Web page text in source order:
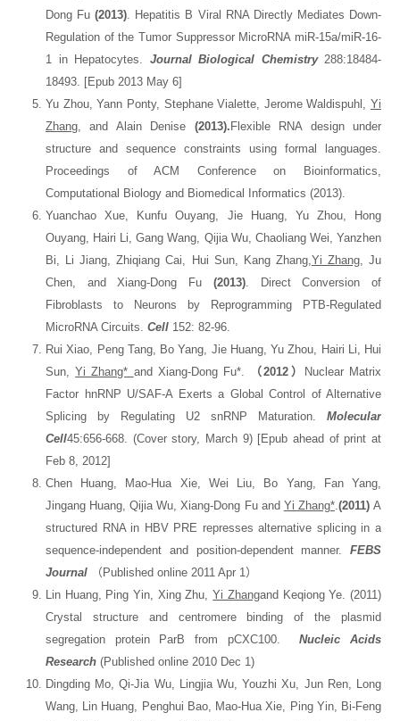
Dong Fu(2013). Hepatitis B Viral RNA Directly Mediates Down-
Regulation of the Tumor Suppressor MicroRNA miR-15a/miR-16-
1 in Hepatocytes. Journal Biological Chemistry 288:18484-
18493. [Epub 2013 May 6]
Yu Zhou, Yann Ponty, Stephane Vialette, Jerome Waldispuhl, Yi
Zhang, and Alain Denise (2013). Flexible RNA design under
structure and sequence constraints using formal languages.
Proceedings of ACM Conference on Bioinformatics,
Computational Biology and Biomedical Informatics (2013).
Yuanchao Xue, Kunfu Ouyang, Jie Huang, Yu Zhou, Hong
Ouyang, Hairi Li, Gang Wang, Qijia Wu, Chaoliang Wei, Yanzhen
Bi, Li Jiang, Zhiqiang Cai, Hui Sun, Kang Zhang,Yi Zhang, Ju
Chen, and Xiang-Dong Fu (2013). Direct Conversion of
Fibroblasts to Neurons by Reprogramming PTB-Regulated
MicroRNA Circuits. Cell 152: 82-96.
Rui Xiao, Peng Tang, Bo Yang, Jie Huang, Yu Zhou, Hairi Li, Hui
Sun,Yi Zhang* and Xiang-Dong Fu*. （2012）
Nuclear Matrix
Factor hnRNP U/SAF-A Exerts a Global Control of Alternative
Splicing by Regulating U2 snRNP Maturation. Molecular
Cell45:656-668. (Cover story, March 9) [Epub ahead of print at
Feb 8, 2012]
Chen Huang, Mao-Hua Xie, Wei Liu, Bo Yang, Fan Yang,
Jingang Huang, Qijia Wu, Xiang-Dong Fu and Yi Zhang*.(2011)A
structured RNA in HBV PRE represses alternative splicing in a
sequence-independent and position-dependent manner.
FEBS
Journal
（Published online 2011 Apr 1）
Lin Huang, Ping Yin, Xing Zhu,Yi Zhangand Keqiong Ye. (2011)
Crystal structure and centromere binding of the plasmid
segregation protein ParB from pCXC100.Nucleic Acids
Research (Published online 2010 Dec 1)
Dingding Mo, Qi-Jia Wu, Lingjia Wu, Youzhi Xu, Jun Ren, Long
Wang, Lin Huang, Penghui Bao, Mao-Hua Xie, Ping Yin, Bi-Feng